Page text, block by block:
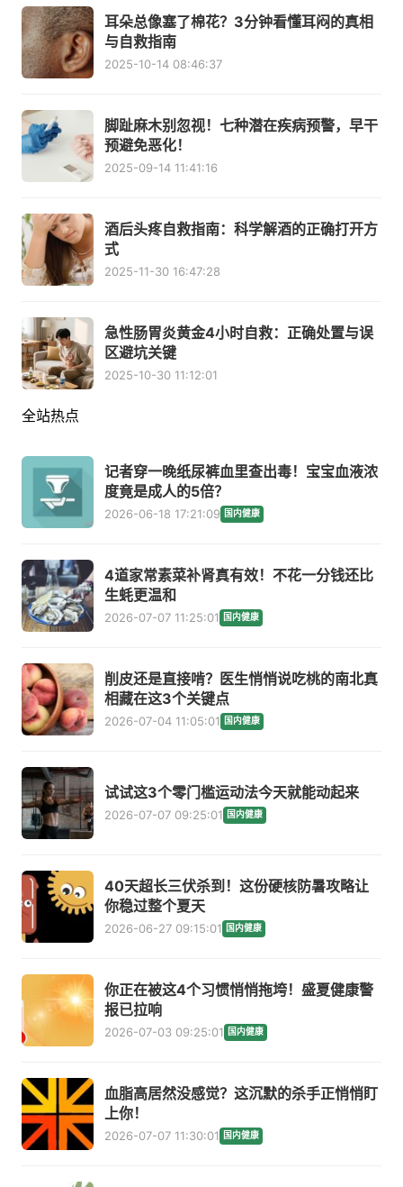
耳朵总像塞了棉花？3分钟看懂耳闷的真相
与自救指南
2025-10-14 08:46:37
脚趾麻木别忽视！七种潜在疾病预警，早干
预避免恶化！
2025-09-14 11:41:16
酒后头疼自救指南：科学解酒的正确打开方
式
2025-11-30 16:47:28
急性肠胃炎黄金4小时自救：正确处置与误
区避坑关键
2025-10-30 11:12:01
全站热点
记者穿一晚纸尿裤血里查出毒！宝宝血液浓
度竟是成人的5倍？
2026-06-18 17:21:09 国内健康
4道家常素菜补肾真有效！不花一分钱还比
生蚝更温和
2026-07-07 11:25:01 国内健康
削皮还是直接啃？医生悄悄说吃桃的南北真
相藏在这3个关键点
2026-07-04 11:05:01 国内健康
试试这3个零门槛运动法今天就能动起来
2026-07-07 09:25:01 国内健康
40天超长三伏杀到！这份硬核防暑攻略让
你稳过整个夏天
2026-06-27 09:15:01 国内健康
你正在被这4个习惯悄悄拖垮！盛夏健康警
报已拉响
2026-07-03 09:25:01 国内健康
血脂高居然没感觉？这沉默的杀手正悄悄盯
上你！
2026-07-07 11:30:01 国内健康